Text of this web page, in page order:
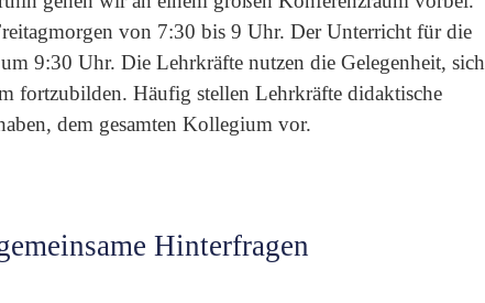
von 7:30 bis 9 Uhr. Der Unterricht für die
9:30 Uhr. Die Lehrkräfte nutzen die Gelegenheit, sich
fortzubilden. Häufig stellen Lehrkräfte didaktische
dem gesamten Kollegium vor.
Hinterfragen